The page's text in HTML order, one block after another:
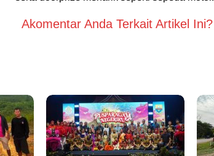
Akomentar Anda Terkait Artikel Ini?